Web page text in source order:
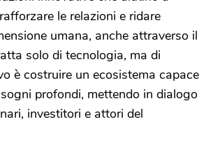
le relazioni e ridare
umana, anche attraverso il
solo di tecnologia, ma di
è costruire un ecosistema capace
profondi, mettendo in dialogo
investitori e attori del